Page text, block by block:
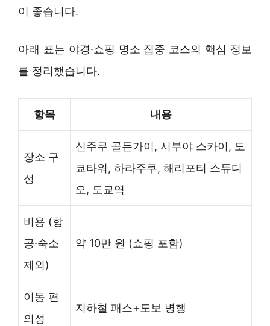
이 좋습니다.
아래 표는 야경·쇼핑 명소 집중 코스의 핵심 정보
를 정리했습니다.
항목 내용
장소 구
성
신주쿠 골든가이, 시부야 스카이, 도
쿄타워, 하라주쿠, 해리포터 스튜디
오, 도쿄역
비용 (항
공·숙소
제외)
약 10만 원 (쇼핑 포함)
이동 편
의성
지하철 패스+도보 병행